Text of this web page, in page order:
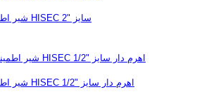
شیر اطمینان هایسک HISEC سایز "2
شیر اطمینان هایسک HISEC اهرم دار سایز "1/2